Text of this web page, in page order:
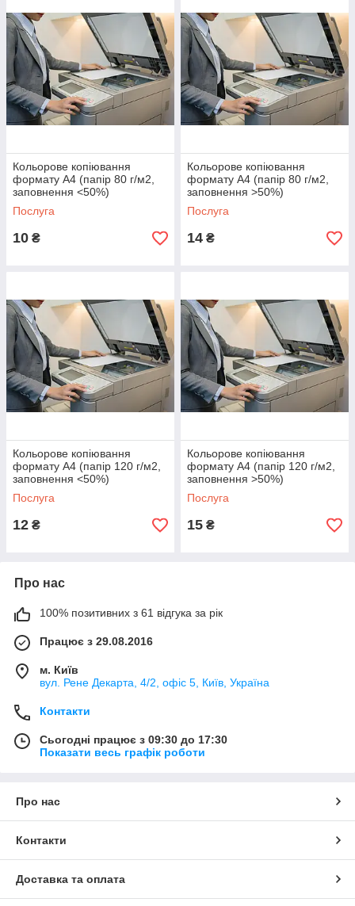
Кольорове копіювання
формату А4 (папір 80 г/м2,
заповнення <50%)
Послуга
10 ₴
Кольорове копіювання
формату А4 (папір 80 г/м2,
заповнення >50%)
Послуга
14 ₴
Кольорове копіювання
формату А4 (папір 120 г/м2,
заповнення <50%)
Послуга
12 ₴
Кольорове копіювання
формату А4 (папір 120 г/м2,
заповнення >50%)
Послуга
15 ₴
Про нас
100% позитивних з 61 відгука за рік
Працює з 29.08.2016
м. Київ
вул. Рене Декарта, 4/2, офіс 5, Київ, Україна
Контакти
Сьогодні працює з 09:30 до 17:30
Показати весь графік роботи
Про нас
Контакти
Доставка та оплата